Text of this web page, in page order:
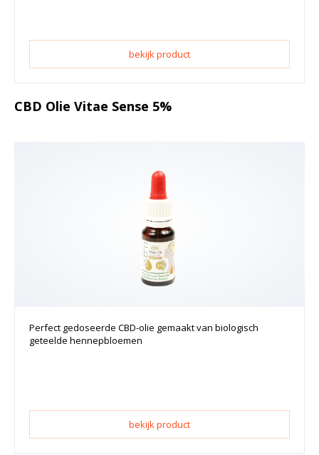
bekijk product
CBD Olie Vitae Sense 5%
Perfect gedoseerde CBD-olie gemaakt van biologisch
geteelde hennepbloemen
bekijk product